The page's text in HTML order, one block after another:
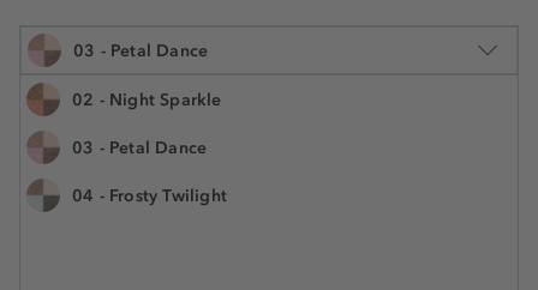
03 - Petal Dance
02 - Night Sparkle
03 - Petal Dance
04 - Frosty Twilight
1 kom.